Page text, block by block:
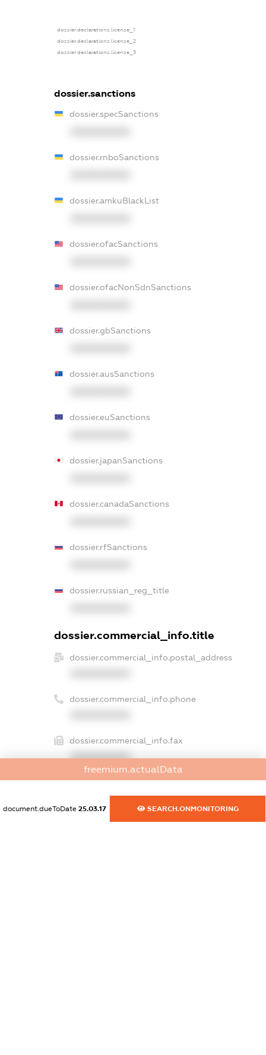
dossier.declarations.license_1
dossier.declarations.license_2
dossier.declarations.license_3
dossier.sanctions
dossier.specSanctions
dossier.rnboSanctions
dossier.amkuBlackList
dossier.ofacSanctions
dossier.ofacNonSdnSanctions
dossier.gbSanctions
dossier.ausSanctions
dossier.euSanctions
dossier.japanSanctions
dossier.canadaSanctions
dossier.rfSanctions
dossier.russian_reg_title
dossier.commercial_info.title
dossier.commercial_info.postal_address
dossier.commercial_info.phone
dossier.commercial_info.fax
XXXXXXXXXX
dossier.commercial_info.email
XXXXXXXXXX
dossier.commercial_info.website
freemium.actualData
document.dueToDate 25.03.17 SEARCH.ONMONITORING